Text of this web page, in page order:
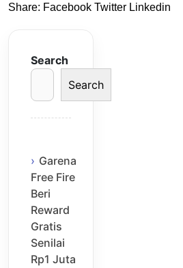
Share: Facebook Twitter Linkedin
Search
Search
Garena
Free Fire
Beri
Reward
Gratis
Senilai
Rp1 Juta